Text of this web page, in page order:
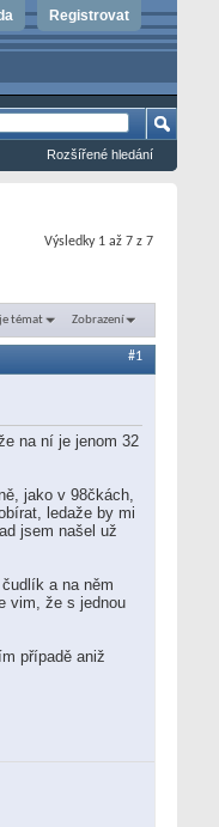
Registrovat
Rozšířené hledání
Výsledky 1 až 7 z 7
témat Zobrazení
#1
na ní je jenom 32
jako v 98čkách,
ledaže by mi
jsem našel už
a na něm
vim, že s jednou
případě aniž